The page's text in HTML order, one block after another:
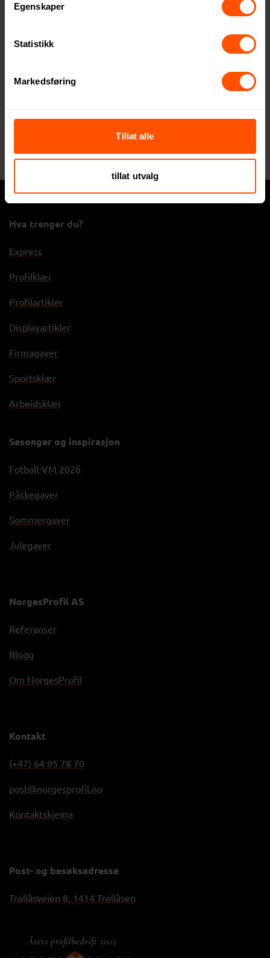
Egenskaper
Statistikk
Markedsføring
Tillat alle
tillat utvalg
med Krok
154 NOKved 500 stk.
Hva trenger du?
Express
Profilklær
Profilartikler
Displayartikler
Firmagaver
Sportsklær
Arbeidsklær
Sesonger og inspirasjon
Fotball-VM 2026
Påskegaver
Sommergaver
Julegaver
NorgesProfil AS
Referanser
Blogg
Om NorgesProfil
Kontakt
(+47) 64 95 78 70
post@norgesprofil.no
Kontaktskjema
Post- og besøksadresse
Trollåsveien 8, 1414 Trollåsen